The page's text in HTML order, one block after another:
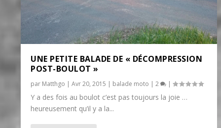
UNE PETITE BALADE DE « DÉCOMPRESSION
POST-BOULOT »
par Matthgo |Avr 20, 2015 | balade moto |2 |
Y a des fois au boulot c’est pas toujours la joie …
heureusement qu’il y a la...